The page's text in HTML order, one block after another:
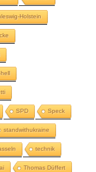
Holstein
SPD Speck
standwithukraine
technik
Thomas Düffert